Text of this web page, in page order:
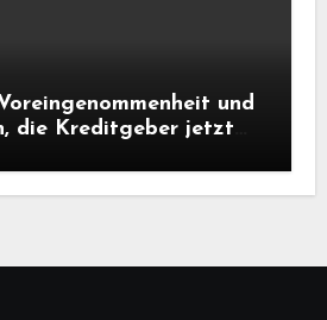
und
die Kreditgeber jetzt